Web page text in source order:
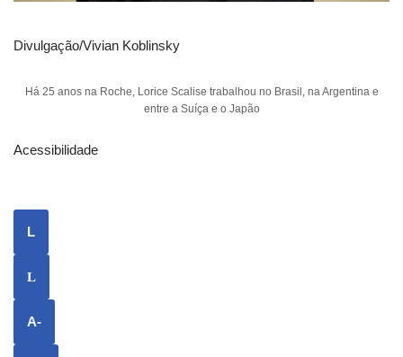
Divulgação/Vivian Koblinsky
Há 25 anos na Roche, Lorice Scalise trabalhou no Brasil, na Argentina e
entre a Suíça e o Japão
Acessibilidade
L
L
A-